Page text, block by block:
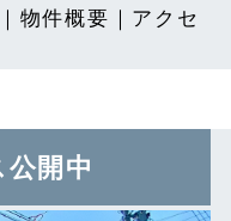
｜ 物件概要 ｜ アクセ
開中